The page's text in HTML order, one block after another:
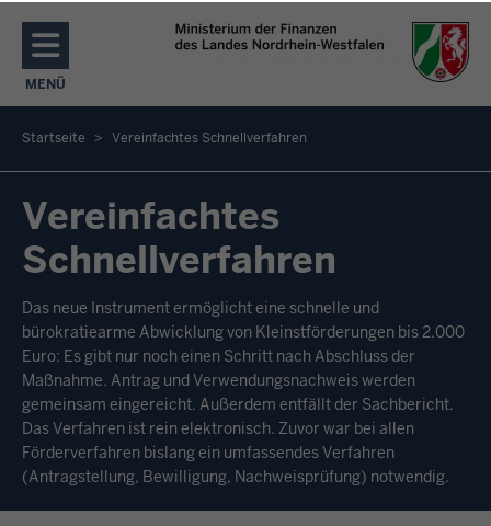
Direkt zum Inhalt
MENÜ
NAVIGATION AKTIVIEREN/DEAKTIVIEREN: MENÜ
Sie
befinden
sich
hier
Startseite Vereinfachtes Schnellverfahren
Vereinfachtes
Schnellverfahren
Das neue Instrument ermöglicht eine schnelle und
bürokratiearme Abwicklung von Kleinstförderungen bis 2.000
Euro: Es gibt nur noch einen Schritt nach Abschluss der
Maßnahme. Antrag und Verwendungsnachweis werden
gemeinsam eingereicht. Außerdem entfällt der Sachbericht.
Das Verfahren ist rein elektronisch. Zuvor war bei allen
Förderverfahren bislang ein umfassendes Verfahren
(Antragstellung, Bewilligung, Nachweisprüfung) notwendig.